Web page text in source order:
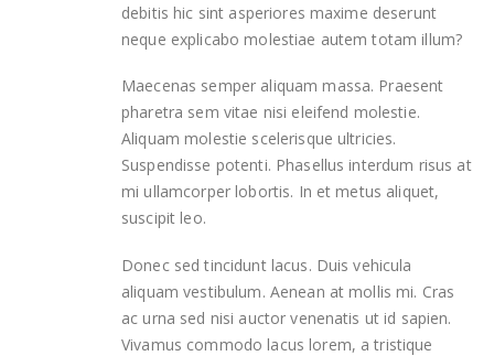
debitis hic sint asperiores maxime deserunt
neque explicabo molestiae autem totam illum?
Maecenas semper aliquam massa. Praesent
pharetra sem vitae nisi eleifend molestie.
Aliquam molestie scelerisque ultricies.
Suspendisse potenti. Phasellus interdum risus at
mi ullamcorper lobortis. In et metus aliquet,
suscipit leo.
Donec sed tincidunt lacus. Duis vehicula
aliquam vestibulum. Aenean at mollis mi. Cras
ac urna sed nisi auctor venenatis ut id sapien.
Vivamus commodo lacus lorem, a tristique